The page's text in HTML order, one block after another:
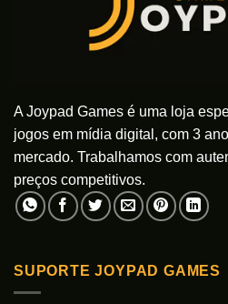
A Joypad Games é uma loja
jogos em mídia digital, com 3
mercado. Trabalhamos com
preços competitivos.
SUPORTE JOYPAD GAMES